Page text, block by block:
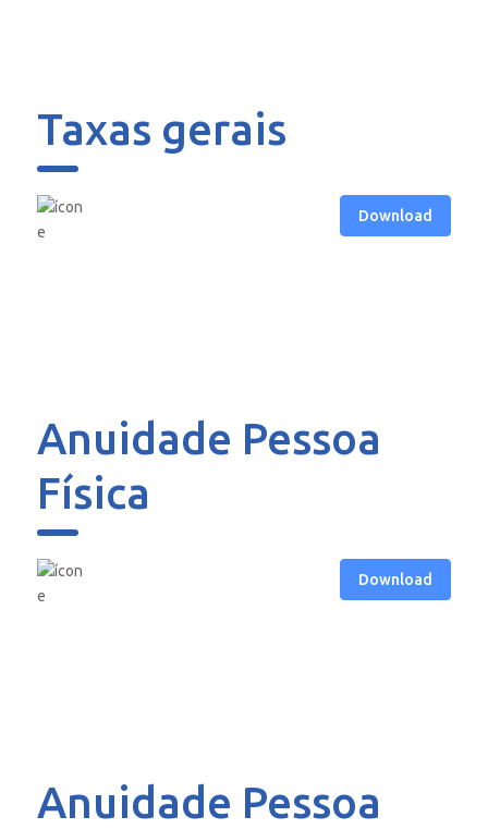
Taxas gerais
Download
Anuidade Pessoa
Física
Download
Anuidade Pessoa